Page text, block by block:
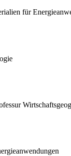
für